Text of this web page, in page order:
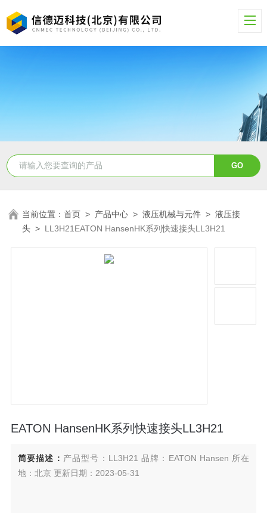
当前位置：首页 > 产品中心 >液压机械与元件 >液压接
头 > LL3H21EATON HansenHK系列快速接头LL3H21
EATON HansenHK系列快速接头LL3H21
简要描述： 产品型号：LL3H21 品牌：EATON Hansen 所在
地：北京 更新日期：2023-05-31